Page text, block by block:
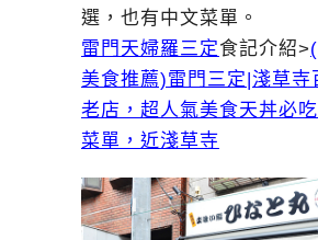
選，也有中文菜單。
雷門天婦羅三定食記介紹>
美食推薦)雷門三定|淺草寺
老店，超人氣美食天丼必
菜單，近淺草寺